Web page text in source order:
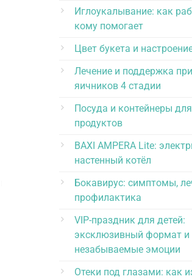
Иглоукалывание: как
кому помогает
Цвет букета и
Лечение и поддержка
яичников 4 стадии
Посуда и контейнеры
продуктов
BAXI AMPERA Lite:
настенный котёл
Бокавирус: симптомы,
профилактика
VIP-праздник для детей:
эксклюзивный формат и
незабываемые эмоции
Отеки под глазами: как